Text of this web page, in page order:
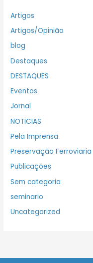
Artigos
Artigos/Opinião
blog
Destaques
DESTAQUES
Eventos
Jornal
NOTICIAS
Pela Imprensa
Preservação Ferroviaria
Publicações
Sem categoria
seminario
Uncategorized